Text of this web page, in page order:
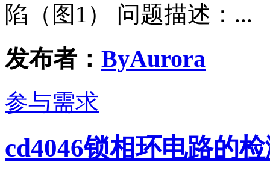
陷（图1） 问题描述：...
发布者： ByAurora
参与需求
cd4046锁相环电路的